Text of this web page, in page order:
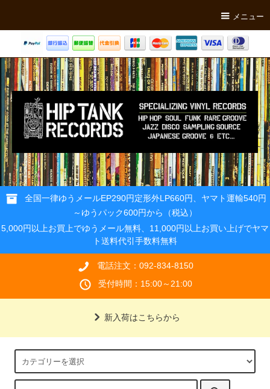
メニュー
全国一律ゆうメールEP290円定形外LP660円、ヤマト運輸540円
～ゆうパック600円から（税込）
5,000円以上お買上でゆうメール無料、11,000円以上お買い上げでヤマ
ト送料代引手数料無料
電話注文：092-834-8150
受付時間：15:00～21:00
新入荷はこちらから